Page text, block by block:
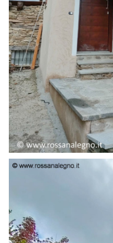
PENSILINA ENTRATA